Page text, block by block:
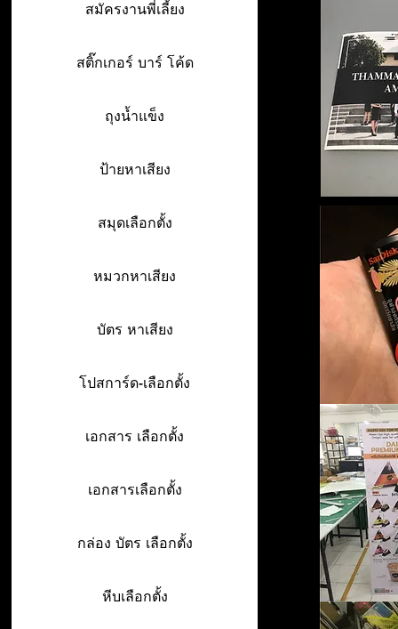
สมัครงานพี่เลี้ยง
สติ๊กเกอร์ บาร์ โค้ด
ถุงน้ำแข็ง
ป้ายหาเสียง
สมุดเลือกตั้ง
หมวกหาเสียง
บัตร หาเสียง
โปสการ์ด-เลือกตั้ง
เอกสาร เลือกตั้ง
เอกสารเลือกตั้ง
กล่อง บัตร เลือกตั้ง
หีบเลือกตั้ง